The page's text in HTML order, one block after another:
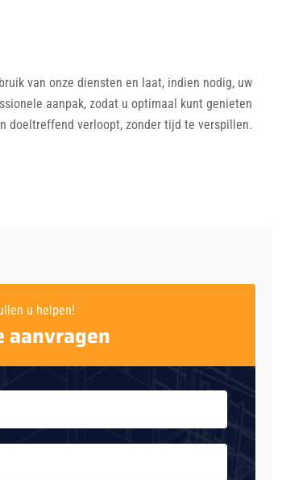
van onze diensten en laat, indien nodig, uw
aanpak, zodat u optimaal kunt genieten
doeltreffend verloopt, zonder tijd te verspillen.
u helpen!
aanvragen